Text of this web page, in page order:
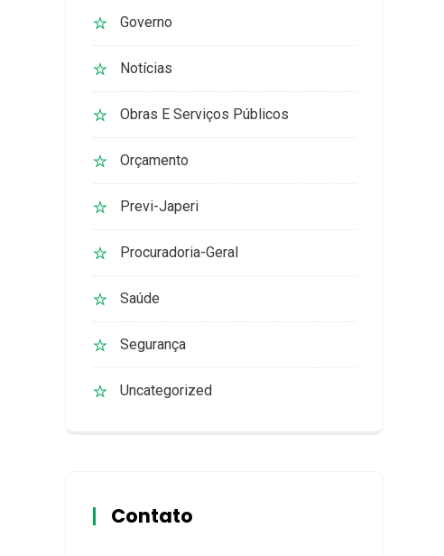
Governo
Notícias
Obras E Serviços Públicos
Orçamento
Previ-Japeri
Procuradoria-Geral
Saúde
Segurança
Uncategorized
Contato